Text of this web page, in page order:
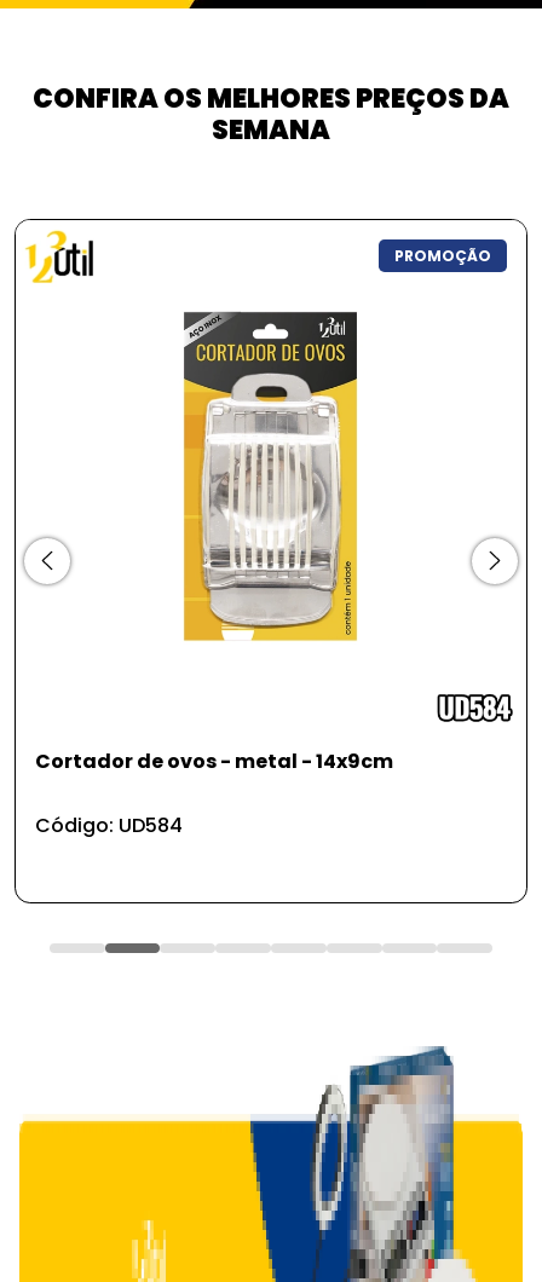
CONFIRA OS MELHORES PREÇOS DA
SEMANA
PROMOÇÃO
Broca aço rapido jg c/ 13 pcs
Código: FR104